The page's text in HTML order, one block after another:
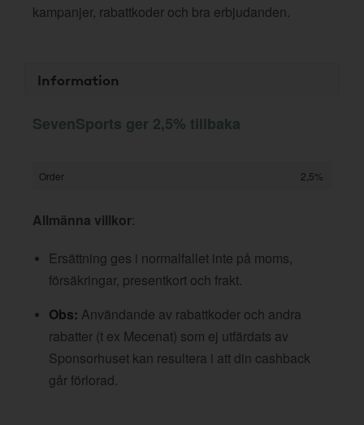
kampanjer, rabattkoder och bra erbjudanden.
Information
SevenSports ger 2,5% tillbaka
Order 2,5%
Allmänna villkor:
Ersättning ges i normalfallet inte på moms,
försäkringar, presentkort och frakt.
Obs: Användande av rabattkoder och andra
rabatter (t ex Mecenat) som ej utfärdats av
Sponsorhuset kan resultera i att din cashback
går förlorad.